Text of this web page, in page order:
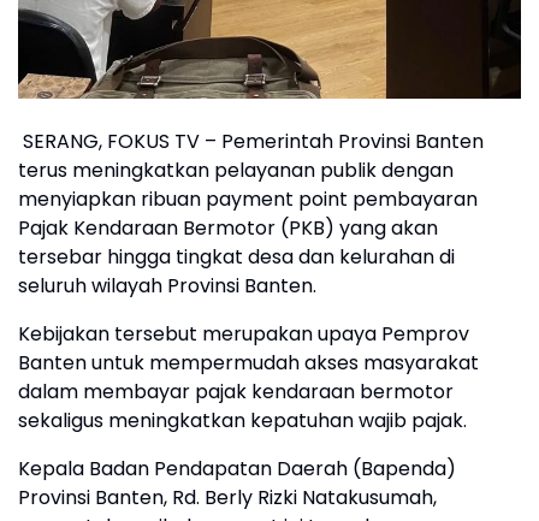
SERANG, FOKUS TV – Pemerintah Provinsi Banten
terus meningkatkan pelayanan publik dengan
menyiapkan ribuan payment point pembayaran
Pajak Kendaraan Bermotor (PKB) yang akan
tersebar hingga tingkat desa dan kelurahan di
seluruh wilayah Provinsi Banten.
Kebijakan tersebut merupakan upaya Pemprov
Banten untuk mempermudah akses masyarakat
dalam membayar pajak kendaraan bermotor
sekaligus meningkatkan kepatuhan wajib pajak.
Kepala Badan Pendapatan Daerah (Bapenda)
Provinsi Banten, Rd. Berly Rizki Natakusumah,